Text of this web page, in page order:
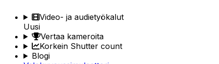
Video- ja audietyökalut
Uusi
Vertaa kameroita
Korkein Shutter count
Blogi